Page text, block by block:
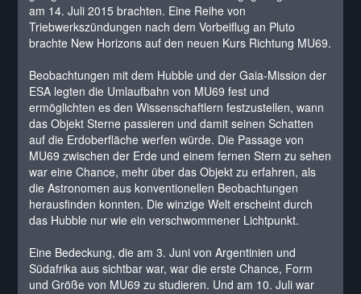
am 14. Juli 2015 brachten. Eine Reihe von
Triebwerkszündungen nach dem Vorbeiflug an Pluto
brachte New Horizons auf den neuen Kurs Richtung MU69.
Beobachtungen mit dem Hubble und der Gaia-Mission der
ESA legten die Umlaufbahn von MU69 fest und
ermöglichten es den Wissenschaftlern festzustellen, wann
das Objekt Sterne passieren und damit seinen Schatten
auf die Erdoberfläche werfen würde. Die Passage von
MU69 zwischen der Erde und einem fernen Stern zu sehen
war eine Chance, mehr über das Objekt zu erfahren, als
die Astronomen aus konventionellen Beobachtungen
herausfinden konnten. Die winzige Welt erscheint durch
das Hubble nur wie ein verschwommener Lichtpunkt.
Eine Bedeckung, die am 3. Juni von Argentinien und
Südafrika aus sichtbar war, war die erste Chance, Form
und Größe von MU69 zu studieren. Und am 10. Juli war